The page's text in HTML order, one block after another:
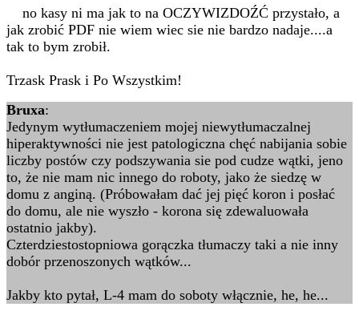
no kasy ni ma jak to na OCZYWIZDOŹĆ przystało, a
jak zrobić PDF nie wiem wiec sie nie bardzo nadaje....a
tak to bym zrobił.
Trzask Prask i Po Wszystkim!
Bruxa:
Jedynym wytłumaczeniem mojej niewytłumaczalnej
hiperaktywności nie jest patologiczna chęć nabijania sobie
liczby postów czy podszywania sie pod cudze wątki, jeno
to, że nie mam nic innego do roboty, jako że siedzę w
domu z anginą. (Próbowałam dać jej pięć koron i posłać
do domu, ale nie wyszło - korona się zdewaluowała
ostatnio jakby).
Czterdziestostopniowa gorączka tłumaczy taki a nie inny
dobór przenoszonych wątków...
Jakby kto pytał, L-4 mam do soboty włącznie, he, he...